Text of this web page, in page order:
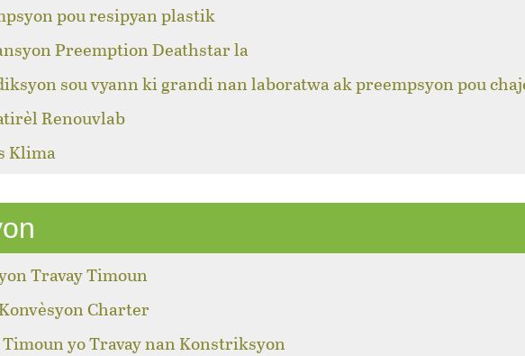
pou resipyan plastik
Preemption Deathstar la
sou vyann ki grandi nan laboratwa ak preempsyon pou
Renouvlab
Klima
Travay Timoun
Charter
Timoun yo Travay nan Konstriksyon